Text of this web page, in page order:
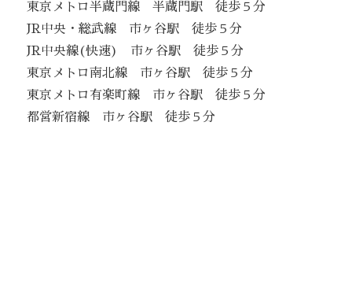
東京メトロ半蔵門線 半蔵門駅 徒歩５分
JR中央・総武線 市ヶ谷駅 徒歩５分
JR中央線(快速) 市ヶ谷駅 徒歩５分
東京メトロ南北線 市ヶ谷駅 徒歩５分
東京メトロ有楽町線 市ヶ谷駅 徒歩５分
都営新宿線 市ヶ谷駅 徒歩５分